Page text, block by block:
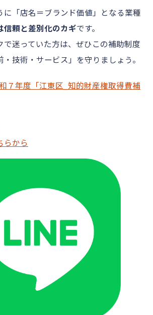
に「店名＝ブランド価値」となる業種
信頼と差別化のカギです。
で迷っていた方は、ぜひこの補助制度
技術・サービス」を守りましょう。
７年度「江東区_知的財産権取得費補
らから